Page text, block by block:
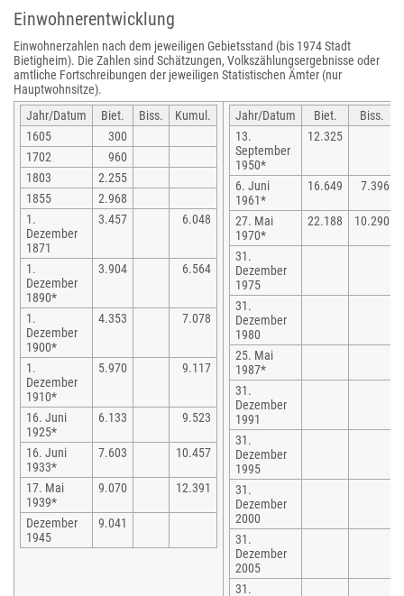
Einwohnerentwicklung
Einwohnerzahlen nach dem jeweiligen Gebietsstand (bis 1974 Stadt
Bietigheim). Die Zahlen sind Schätzungen, Volkszählungsergebnisse oder
amtliche Fortschreibungen der jeweiligen Statistischen Ämter (nur
Hauptwohnsitze).
Jahr/Datum
Biet. Biss.
Kumul.
1605
300
1702
960
1803
2.255
1855
2.968
1.
Dezember
1871
3.457 6.048
1.
Dezember
1890*
3.904 6.564
1.
Dezember
1900*
4.353 7.078
1.
Dezember
1910*
5.970 9.117
16. Juni
1925*
6.133 9.523
16. Juni
1933*
7.603 10.457
17. Mai
1939*
9.070 12.391
Dezember
1945
9.041
Jahr/Datum Biet. Biss.
13.
September
1950*
12.325
6. Juni
1961*
16.649 7.396
27. Mai
1970*
22.188 10.290
31.
Dezember
1975
31.
Dezember
1980
25. Mai
1987*
31.
Dezember
1991
31.
Dezember
1995
31.
Dezember
2000
31.
Dezember
2005
31.